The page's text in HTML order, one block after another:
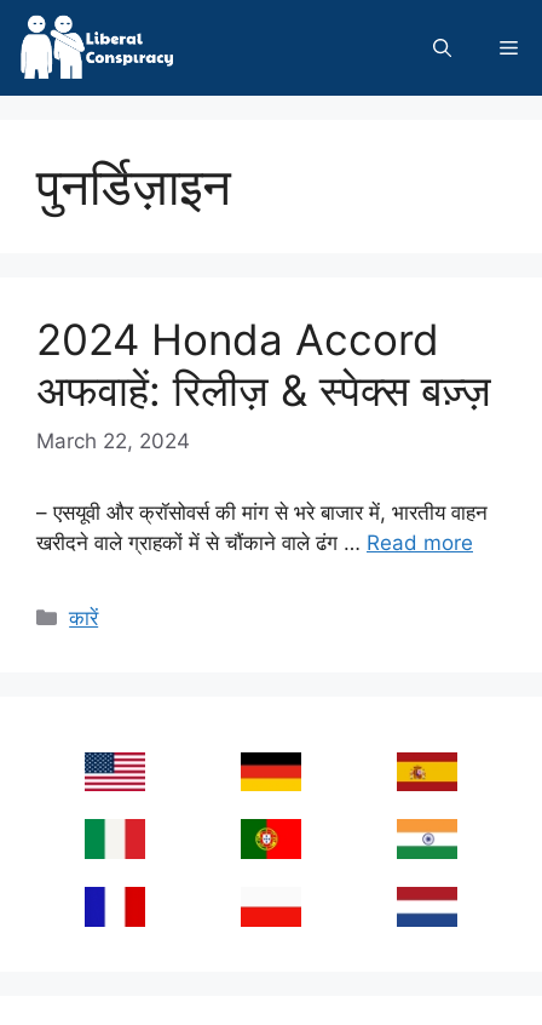
Skip
content
पुनर्डिज़ाइन
2024 Honda Accord
अफवाहें: रिलीज़ & स्पेक्स बज़्ज़
March 22, 2024
– एसयूवी और क्रॉसोवर्स की मांग से भरे बाजार में, भारतीय वाहन
खरीदने वाले ग्राहकों में से चौंकाने वाले ढंग … Read more
Categories
कारें